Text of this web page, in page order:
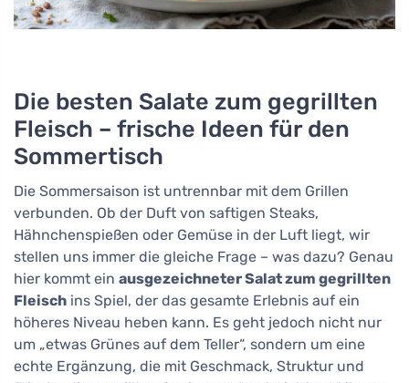
Die besten Salate zum gegrillten
Fleisch – frische Ideen für den
Sommertisch
Die Sommersaison ist untrennbar mit dem Grillen
verbunden. Ob der Duft von saftigen Steaks,
Hähnchenspießen oder Gemüse in der Luft liegt, wir
stellen uns immer die gleiche Frage – was dazu? Genau
hier kommt ein ausgezeichneter Salat zum gegrillten
Fleisch ins Spiel, der das gesamte Erlebnis auf ein
höheres Niveau heben kann. Es geht jedoch nicht nur
um „etwas Grünes auf dem Teller“, sondern um eine
echte Ergänzung, die mit Geschmack, Struktur und